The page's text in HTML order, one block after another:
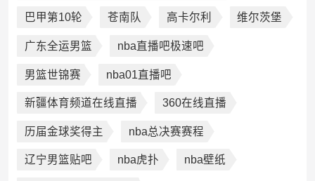
巴甲第10轮 苍南队 高卡尔利 维尔茨堡
广东全运男篮 nba直播吧极速吧
男篮世锦赛 nba01直播吧
新疆体育频道在线直播 360在线直播
历届金球奖得主 nba总决赛赛程
辽宁男篮贴吧 nba虎扑 nba壁纸